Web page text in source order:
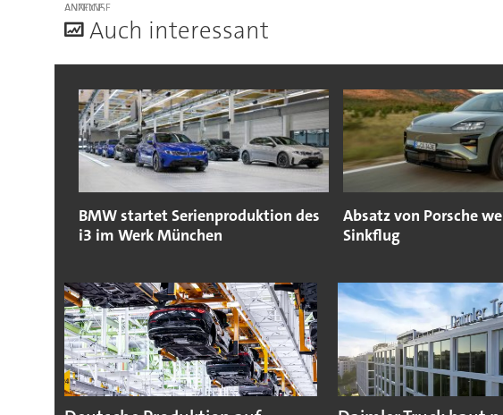
ANZEIGE
Auch interessant
BMW startet Serienproduktion des
i3 im Werk München
Absatz von Porsche
Sinkflug